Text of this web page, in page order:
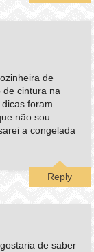
de
de cintura na
foram
não sou
a congelada
Reply
de saber